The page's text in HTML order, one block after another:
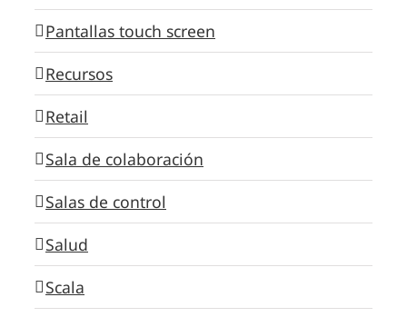
Pantallas touch screen
Recursos
Retail
Sala de colaboración
Salas de control
Salud
Scala